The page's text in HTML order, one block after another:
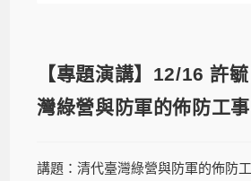
【專題演講】12/16 許
灣綠營與防軍的佈防工事
講題：清代臺灣綠營與防軍的佈防